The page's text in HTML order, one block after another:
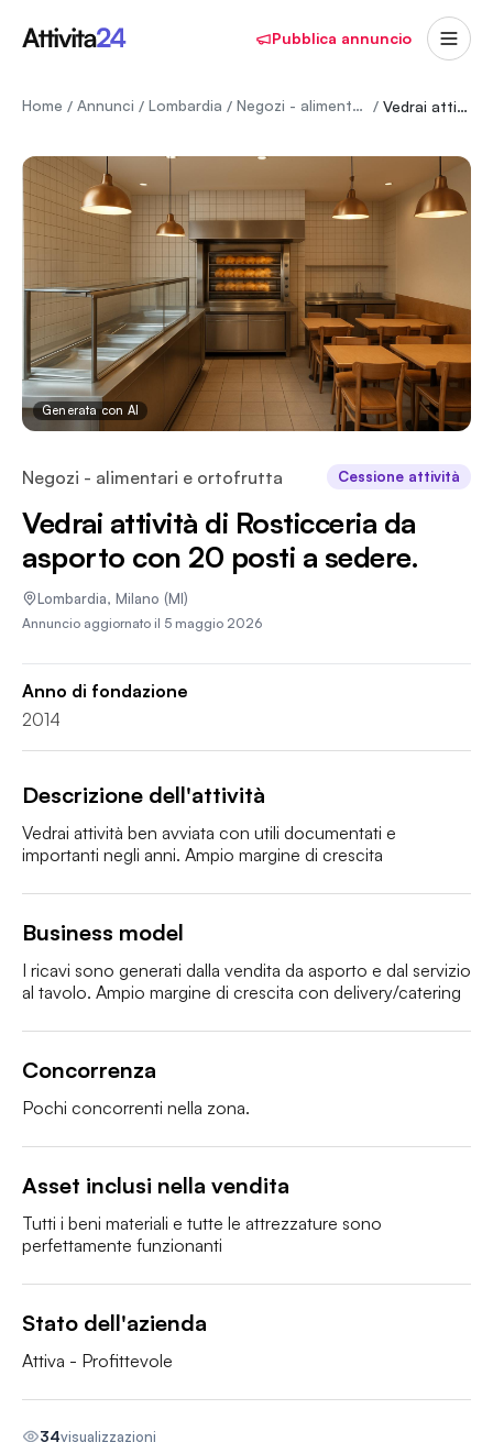
Pubblica annuncio
Home / Annunci / Lombardia / Negozi - alimentari e ortofrutta / Vedrai attività di Rosticceria da asporto con 20 posti a sedere.
Generata con AI
Negozi - alimentari e ortofrutta Cessione attività
Vedrai attività di Rosticceria da
asporto con 20 posti a sedere.
Lombardia, Milano (MI)
Annuncio aggiornato il 5 maggio 2026
Anno di fondazione
2014
Descrizione dell'attività
Vedrai attività ben avviata con utili documentati e
importanti negli anni. Ampio margine di crescita
Business model
I ricavi sono generati dalla vendita da asporto e dal servizio
al tavolo. Ampio margine di crescita con delivery/catering
Concorrenza
Pochi concorrenti nella zona.
Asset inclusi nella vendita
Tutti i beni materiali e tutte le attrezzature sono
perfettamente funzionanti
Stato dell'azienda
Attiva - Profittevole
34visualizzazioni